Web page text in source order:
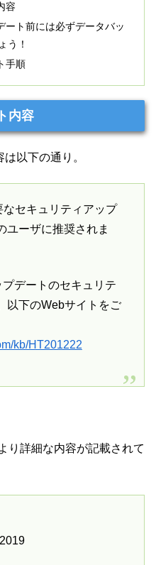
容
ート前には必ずデータバッ
う！
手順
内容
以下の通り。
セキュリティアップ
ユーザに推奨されま
デートのセキュリテ
以下のWebサイトをご
kb/HT201222
り詳細な内容が記載されて